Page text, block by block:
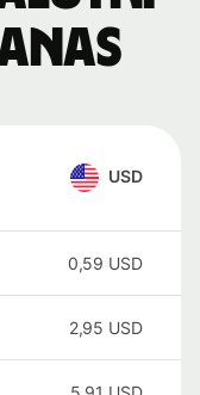
USD
0,59 USD
2,95 USD